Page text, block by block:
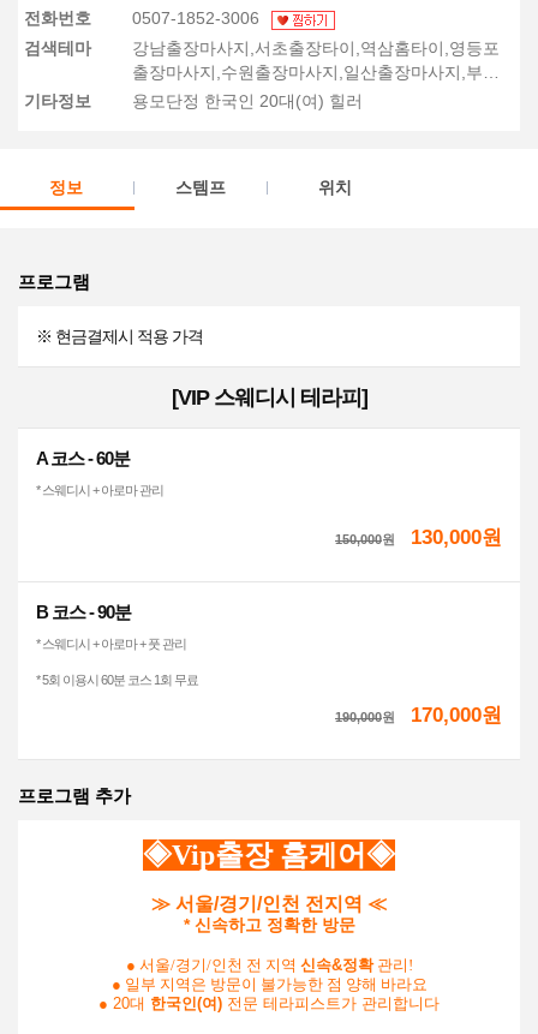
전화번호
0507-1852-3006
검색테마
강남출장마사지,서초출장타이,역삼홈타이,영등포
출장마사지,수원출장마사지,일산출장마사지,부천
출장마사지,안산출장마사지,부평구출장마사지,미
기타정보 용모단정 한국인 20대(여) 힐러
정보 스템프 위치
프로그램
※ 현금결제시 적용 가격
[VIP 스웨디시 테라피]
A 코스 - 60분
* 스웨디시 + 아로마 관리
150,000원 130,000원
B 코스 - 90분
* 스웨디시 + 아로마 + 풋 관리
* 5회 이용시 60분 코스 1회 무료
190,000원 170,000원
프로그램 추가
◈Vip출장 홈케어◈
≫ 서울/경기/인천 전지역 ≪
* 신속하고 정확한 방문
● 서울/경기/인천 전 지역 신속&정확관리!
● 일부 지역은 방문이 불가능한 점 양해 바라요
● 20대 한국인(여) 전문 테라피스트가 관리합니다